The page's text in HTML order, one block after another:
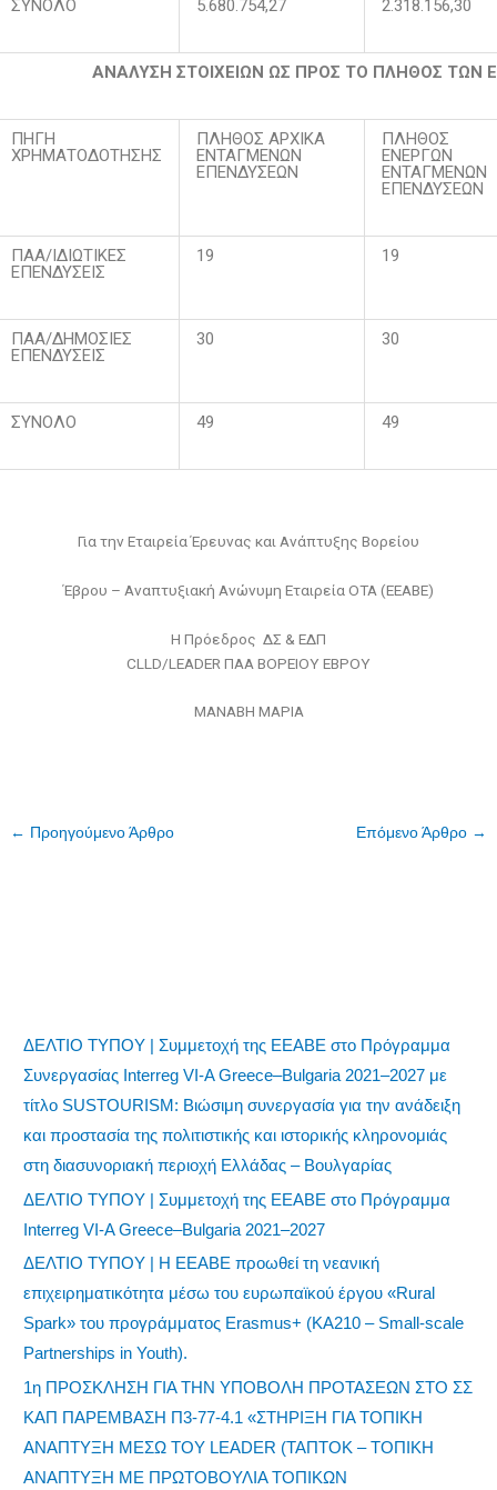
ΣΥΝΟΛΟ 5.680.754,27 2.318.156,30
ΑΝΑΛΥΣΗ ΣΤΟΙΧΕΙΩΝ ΩΣ ΠΡΟΣ ΤΟ ΠΛΗΘΟΣ ΤΩΝ
ΠΗΓΗ
ΧΡΗΜΑΤΟΔΟΤΗΣΗΣ
ΠΛΗΘΟΣ ΑΡΧΙΚΑ
ΕΝΤΑΓΜΕΝΩΝ
ΕΠΕΝΔΥΣΕΩΝ
ΠΛΗΘΟΣ
ΕΝΕΡΓΩΝ
ΕΝΤΑΓΜΕΝΩΝ
ΕΠΕΝΔΥΣΕΩΝ
ΠΑΑ/ΙΔΙΩΤΙΚΕΣ
ΕΠΕΝΔΥΣΕΙΣ
19 19
ΠΑΑ/ΔΗΜΟΣΙΕΣ
ΕΠΕΝΔΥΣΕΙΣ
30 30
ΣΥΝΟΛΟ 49 49
Για την Εταιρεία Έρευνας και Ανάπτυξης Βορείου
Έβρου – Αναπτυξιακή Ανώνυμη Εταιρεία ΟΤΑ (ΕΕΑΒΕ)
Η Πρόεδρος ΔΣ & ΕΔΠ
CLLD/LEADER ΠΑΑ ΒΟΡΕΙΟΥ ΕΒΡΟΥ
ΜΑΝΑΒΗ ΜΑΡΙΑ
← Προηγούμενο Άρθρο Επόμενο Άρθρο →
ΔΕΛΤΙΟ ΤΥΠΟΥ | Συμμετοχή της ΕΕΑΒΕ στο Πρόγραμμα
Συνεργασίας Interreg VI-A Greece–Bulgaria 2021–2027 με
τίτλο SUSTOURISM: Βιώσιμη συνεργασία για την ανάδειξη
και προστασία της πολιτιστικής και ιστορικής κληρονομιάς
στη διασυνοριακή περιοχή Ελλάδας – Βουλγαρίας
ΔΕΛΤΙΟ ΤΥΠΟΥ | Συμμετοχή της ΕΕΑΒΕ στο Πρόγραμμα
Interreg VI-A Greece–Bulgaria 2021–2027
ΔΕΛΤΙΟ ΤΥΠΟΥ | Η ΕΕΑΒΕ προωθεί τη νεανική
επιχειρηματικότητα μέσω του ευρωπαϊκού έργου «Rural
Spark» του προγράμματος Erasmus+ (KA210 – Small-scale
Partnerships in Youth).
1η ΠΡΟΣΚΛΗΣΗ ΓΙΑ ΤΗΝ ΥΠΟΒΟΛΗ ΠΡΟΤΑΣΕΩΝ ΣΤΟ ΣΣ
ΚΑΠ ΠΑΡΕΜΒΑΣΗ Π3-77-4.1 «ΣΤΗΡΙΞΗ ΓΙΑ ΤΟΠΙΚΗ
ΑΝΑΠΤΥΞΗ ΜΕΣΩ ΤΟΥ LEADER (ΤΑΠΤΟΚ – ΤΟΠΙΚΗ
ΑΝΑΠΤΥΞΗ ΜΕ ΠΡΩΤΟΒΟΥΛΙΑ ΤΟΠΙΚΩΝ